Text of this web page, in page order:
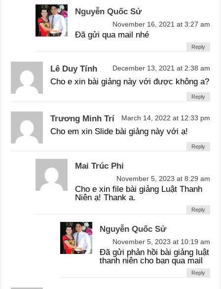
Nguyễn Quốc Sử
November 16, 2021 at 3:27 am
Đã gửi qua mail nhé
Reply
Lê Duy Tính December 13, 2021 at 2:38 am
Cho e xin bài giảng này với được không a?
Reply
Trương Minh Trí March 14, 2022 at 12:33 pm
Cho em xin Slide bài giảng này với ạ!
Reply
Mai Trúc Phi
November 5, 2023 at 8:29 am
Cho e xin file bài giảng Luật Thanh
Niên ạ! Thank a.
Reply
Nguyễn Quốc Sử
November 5, 2023 at 10:19 am
Đã gửi phản hồi bài giảng luật
thanh niên cho bạn qua mail
Reply